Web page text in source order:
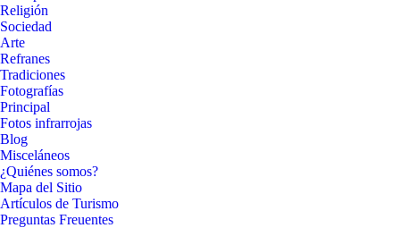
Religión
Sociedad
Arte
Refranes
Tradiciones
Fotografías
Principal
Fotos infrarrojas
Blog
Misceláneos
¿Quiénes somos?
Mapa del Sitio
Artículos de Turismo
Preguntas Freuentes